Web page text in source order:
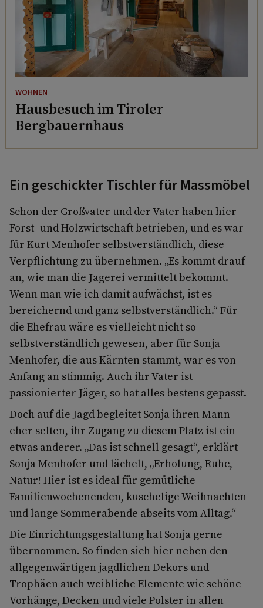
WOHNEN
Hausbesuch im Tiroler
Bergbauernhaus
Ein geschickter Tischler für Massmöbel
Schon der Großvater und der Vater haben hier
Forst- und Holzwirtschaft betrieben, und es war
für Kurt Menhofer selbstverständlich, diese
Verpflichtung zu übernehmen. „Es kommt drauf
an, wie man die Jagerei vermittelt bekommt.
Wenn man wie ich damit aufwächst, ist es
bereichernd und ganz selbstverständlich.“ Für
die Ehefrau wäre es vielleicht nicht so
selbstverständlich gewesen, aber für Sonja
Menhofer, die aus Kärnten stammt, war es von
Anfang an stimmig. Auch ihr Vater ist
passionierter Jäger, so hat alles bestens gepasst.
Doch auf die Jagd begleitet Sonja ihren Mann
eher selten, ihr Zugang zu diesem Platz ist ein
etwas anderer. „Das ist schnell gesagt“, erklärt
Sonja Menhofer und lächelt, „Erholung, Ruhe,
Natur! Hier ist es ideal für gemütliche
Familienwochenenden, kuschelige Weihnachten
und lange Sommerabende abseits vom Alltag.“
Die Einrichtungsgestaltung hat Sonja gerne
übernommen. So finden sich hier neben den
allgegenwärtigen jagdlichen Dekors und
Trophäen auch weibliche Elemente wie schöne
Vorhänge, Decken und viele Polster in allen